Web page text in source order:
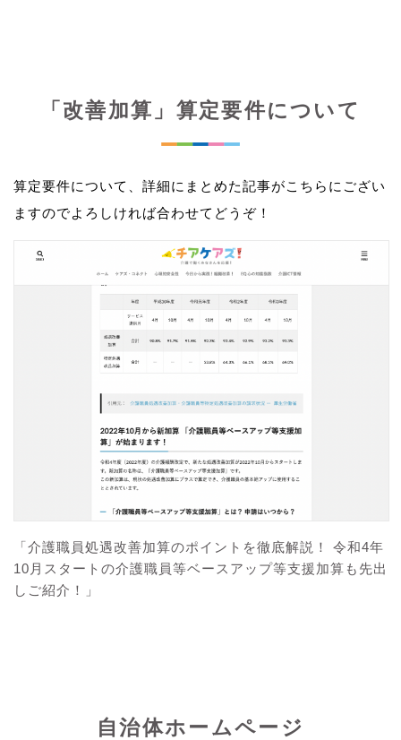
「改善加算」算定要件について
算定要件について、詳細にまとめた記事がこちらにござい
ますのでよろしければ合わせてどうぞ！
「介護職員処遇改善加算のポイントを徹底解説！ 令和4年
10月スタートの介護職員等ベースアップ等支援加算も先出
しご紹介！」
自治体ホームページ